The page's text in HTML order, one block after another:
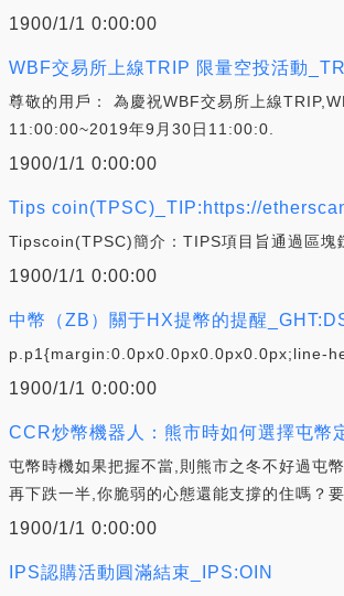
1900/1/1 0:00:00
WBF交易所上線TRIP 限量空投活動
尊敬的用戶： 為慶祝WBF交易所上線
11:00:00~2019年9月30日11:00:0.
1900/1/1 0:00:00
Tips coin(TPSC)_TIP:https://
Tipscoin(TPSC)簡介：TIPS項目旨通過區塊
1900/1/1 0:00:00
中幣（ZB）關于HX提幣的提醒
p.p1{margin:0.0px0.0px0.0px0.0px;line-
1900/1/1 0:00:00
CCR炒幣機器人：熊市時如何選擇屯幣
屯幣時機如果把握不當,則熊市之冬不好過屯
再下跌一半,你脆弱的心態還能支撐的住嗎？
1900/1/1 0:00:00
IPS認購活動圓滿結束_IPS:OIN